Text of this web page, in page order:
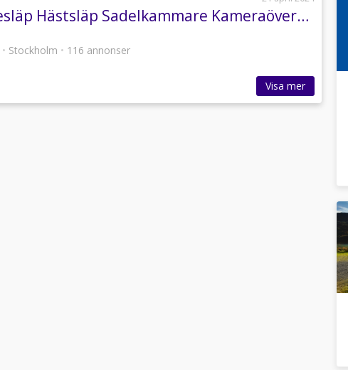
UME B60 Umesläp Hästsläp Sadelkammare Kameraövervakning
• Stockholm • 116 annonser
Visa mer